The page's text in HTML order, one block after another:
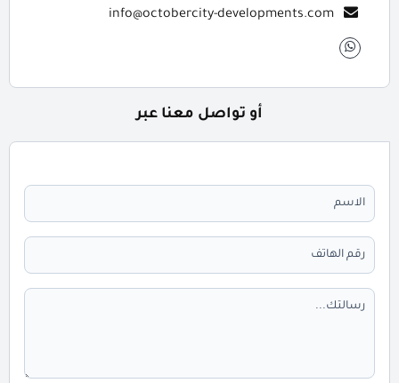
info@octobercity-developments.com
أو تواصل معنا عبر